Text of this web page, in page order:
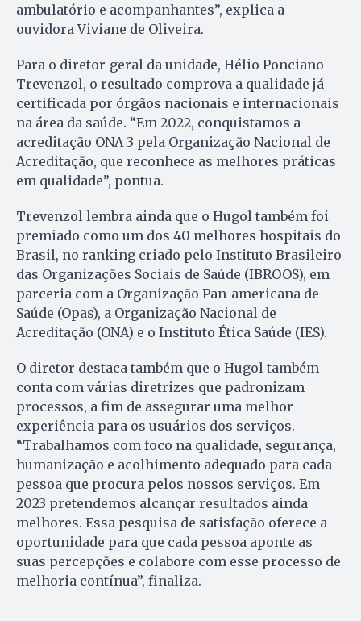
ambulatório e acompanhantes”, explica a
ouvidora Viviane de Oliveira.
Para o diretor-geral da unidade, Hélio Ponciano
Trevenzol, o resultado comprova a qualidade já
certificada por órgãos nacionais e internacionais
na área da saúde. “Em 2022, conquistamos a
acreditação ONA 3 pela Organização Nacional de
Acreditação, que reconhece as melhores práticas
em qualidade”, pontua.
Trevenzol lembra ainda que o Hugol também foi
premiado como um dos 40 melhores hospitais do
Brasil, no ranking criado pelo Instituto Brasileiro
das Organizações Sociais de Saúde (IBROOS), em
parceria com a Organização Pan-americana de
Saúde (Opas), a Organização Nacional de
Acreditação (ONA) e o Instituto Ética Saúde (IES).
O diretor destaca também que o Hugol também
conta com várias diretrizes que padronizam
processos, a fim de assegurar uma melhor
experiência para os usuários dos serviços.
“Trabalhamos com foco na qualidade, segurança,
humanização e acolhimento adequado para cada
pessoa que procura pelos nossos serviços. Em
2023 pretendemos alcançar resultados ainda
melhores. Essa pesquisa de satisfação oferece a
oportunidade para que cada pessoa aponte as
suas percepções e colabore com esse processo de
melhoria contínua”, finaliza.